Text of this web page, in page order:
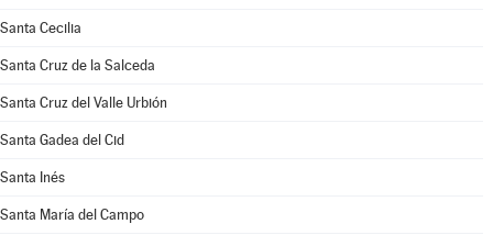
Santa Cecilia
Santa Cruz de la Salceda
Santa Cruz del Valle Urbión
Santa Gadea del Cid
Santa Inés
Santa María del Campo